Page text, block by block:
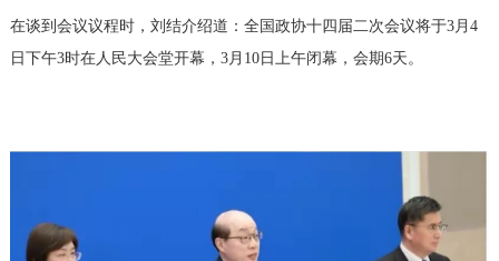
在谈到会议议程时，刘结介绍道：全国政协十四届二次会议将于3月4
日下午3时在人民大会堂开幕，3月10日上午闭幕，会期6天。